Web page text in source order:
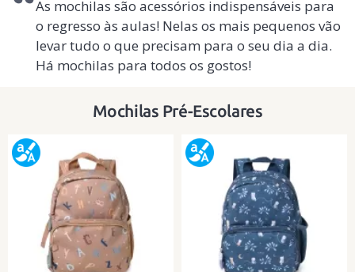
As mochilas são acessórios indispensáveis para
o regresso às aulas! Nelas os mais pequenos vão
levar tudo o que precisam para o seu dia a dia.
Há mochilas para todos os gostos!
Mochilas Pré-Escolares